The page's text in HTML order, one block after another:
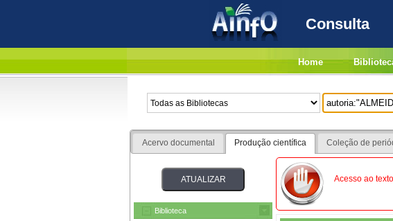
Consulta
Home
Acervo documental Produção científica Coleção de
Biblioteca
Acesso ao